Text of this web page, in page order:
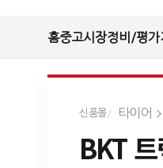
홈중고시장정비/평가
신품몰 타이어
BKT